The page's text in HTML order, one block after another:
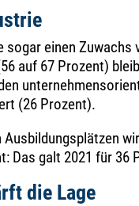
einen
auf 67 Prozent)
(26 Prozent).
Das galt 2021 für 36
die Lage